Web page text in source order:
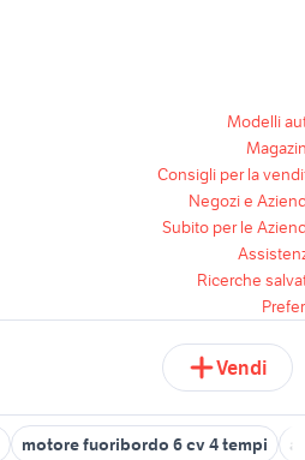
Modelli
Consigli per la
Negozi e
Subito per le
Ricerche
Vendi
motore fuoribordo 6 cv 4 tempi